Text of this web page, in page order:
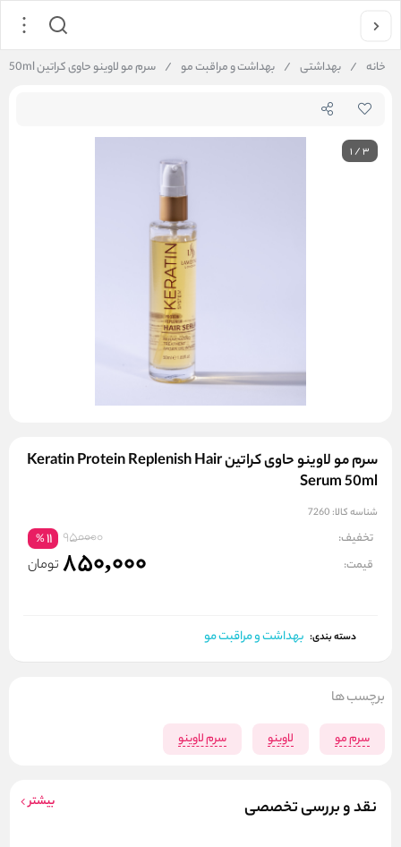
خانه / بهداشتی / بهداشت و مراقبت مو / سرم مو لاوینو حاوی کراتین Keratin Protein Replenish Hair Serum 50ml
1/3
سرم مو لاوینو حاوی کراتین Keratin Protein Replenish Hair
Serum 50ml
شناسه کالا: 7260
تخفیف: 950000
11
%
قیمت: 850,000 تومان
دسته بندی: بهداشت و مراقبت مو
نقد و بررسی تخصصی بیشتر
برچسب ها
سرم مو لاوینو سرم لاوینو